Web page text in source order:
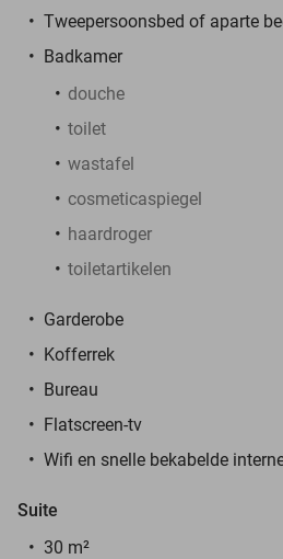
Tweepersoonsbed of aparte
Badkamer
douche
toilet
wastafel
cosmeticaspiegel
haardroger
toiletartikelen
Garderobe
Kofferrek
Bureau
Flatscreen-tv
Wifi en snelle bekabelde
Suite
30 m²